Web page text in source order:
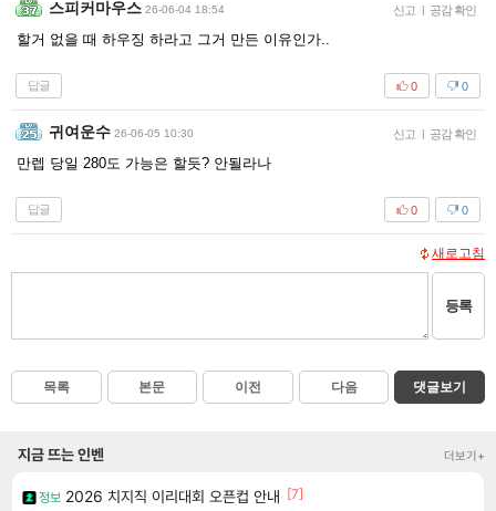
스피커마우스 26-06-04 18:54 신고 | 공감 확인
할거 없을 때 하우징 하라고 그거 만든 이유인가..
답글 0
0
귀여운수 26-06-05 10:30 신고 | 공감 확인
만렙 당일 280도 가능은 할듯? 안될라나
답글 0
0
새로고침
등록
목록 본문 이전 다음 댓글보기
지금 뜨는 인벤 더보기+
정보 2026 치지직 이리대회 오픈컵 안내 [7]